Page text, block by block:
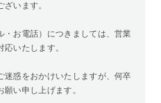
います。
・お電話）につきましては、営業
いたします。
迷惑をおかけいたしますが、何卒
い申し上げます。